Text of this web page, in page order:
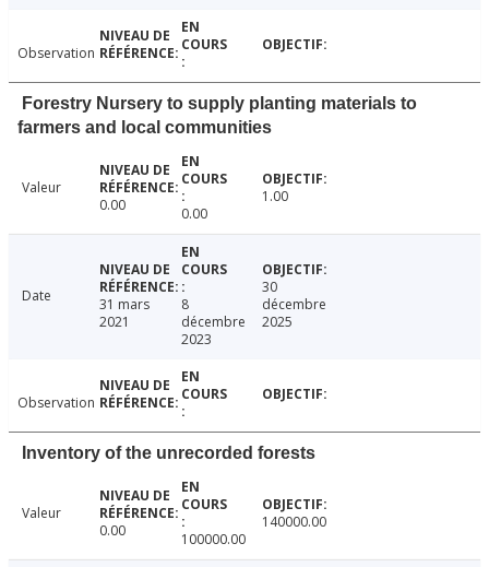
Observation
Forestry Nursery to supply planting materials to
farmers and local communities
Valeur
0.00
0.00
1.00
Date
31 mars
2021
8
décembre
2023
30
décembre
2025
Observation
Inventory of the unrecorded forests
Valeur
0.00
100000.00
140000.00